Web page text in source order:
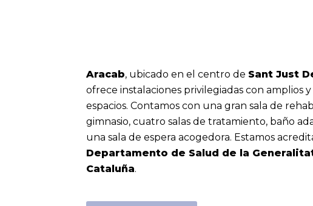
Aracab, ubicado en el centro de Sant Just
ofrece instalaciones privilegiadas con amplios
espacios. Contamos con una gran sala de
gimnasio, cuatro salas de tratamiento, baño
una sala de espera acogedora. Estamos
Departamento de Salud de la
Cataluña.